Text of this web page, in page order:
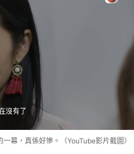
幕，真係好慘。（YouTube影片截圖）